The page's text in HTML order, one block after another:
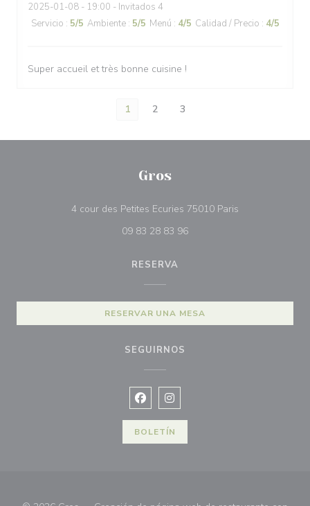
2025-01-08 - 19:00 - Invitados 4
Servicio : 5/5 Ambiente : 5/5 Menú : 4/5 Calidad / Precio : 4/5
Super accueil et très bonne cuisine !
1 2 3
Gros
4 cour des Petites Ecuries 75010 Paris
09 83 28 83 96
RESERVA
RESERVAR UNA MESA
SEGUIRNOS
Facebook ((abre en una nueva
Instagram ((abre en una
BOLETÍN